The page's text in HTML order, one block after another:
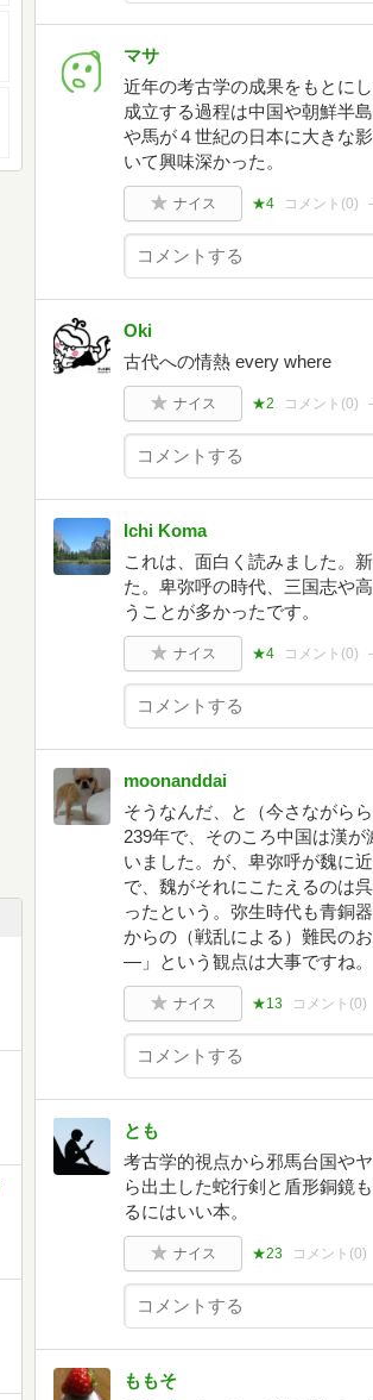
マサ
近年の考古学の成果をもとに
成立する過程は中国や朝鮮半
や馬が４世紀の日本に大きな
いて興味深かった。
ナイス ★4 コメント(0)
Oki
古代への情熱 every where
ナイス ★2 コメント(0)
Ichi Koma
これは、面白く読みました。
た。卑弥呼の時代、三国志や
うことが多かったです。
ナイス ★4 コメント(0)
moonanddai
そうなんだ、と（今さながら
239年で、そのころ中国は漢
いました。が、卑弥呼が魏に
で、魏がそれにこたえるのは
ったという。弥生時代も青銅
からの（戦乱による）難民の
―」という観点は大事ですね。
ナイス ★13 コメント(0)
とも
考古学的視点から邪馬台国や
ら出土した蛇行剣と盾形銅鏡
るにはいい本。
ナイス ★23 コメント(0)
ももそ